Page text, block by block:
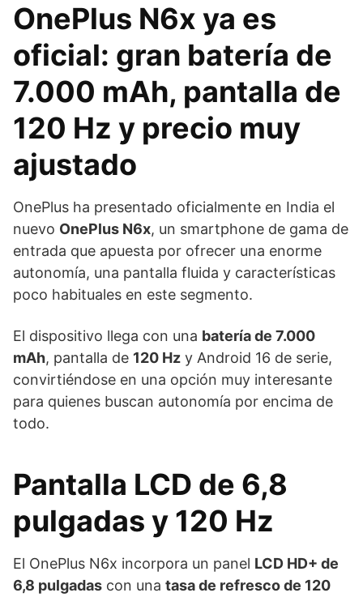
OnePlus N6x ya es
oficial: gran batería de
7.000 mAh, pantalla de
120 Hz y precio muy
ajustado
OnePlus ha presentado oficialmente en India el
nuevo OnePlus N6x, un smartphone de gama de
entrada que apuesta por ofrecer una enorme
autonomía, una pantalla fluida y características
poco habituales en este segmento.
El dispositivo llega con una batería de 7.000
mAh, pantalla de 120 Hz y Android 16 de serie,
convirtiéndose en una opción muy interesante
para quienes buscan autonomía por encima de
todo.
Pantalla LCD de 6,8
pulgadas y 120 Hz
El OnePlus N6x incorpora un panel LCD HD+ de
6,8 pulgadas con una tasa de refresco de 120